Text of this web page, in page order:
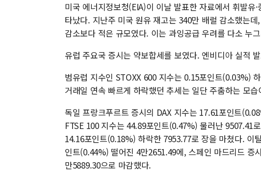
미국 에너지정보청(EIA)이 이날 발표한 자료에서 휘발
타났다. 지난주 미국 원유 재고는 340만 배럴 감소했는
감소보다 적은 규모였다. 이는 과잉공급 우려를 다소 누
유럽 주요국 증시는 약보합세를 보였다. 엔비디아 실적
범유럽 지수인 STOXX 600 지수는 0.15포인트(0.03%)
거래일 연속 빠르게 하락했던 추세는 일단 주춤하는 모습
독일 프랑크푸르트 증시의 DAX 지수는 17.61포인트
FTSE 100 지수는 44.89포인트(0.47%) 물러난 9507.41
14.16포인트(0.18%) 하락한 7953.77로 장을 마쳤다. 이
인트(0.44%) 떨어진 4만2651.49에, 스페인 마드리드 증
만5889.30으로 마감했다.